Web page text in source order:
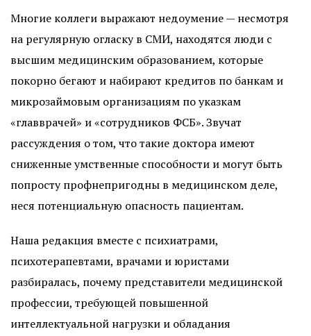
Многие коллеги выражают недоумение — несмотря
на регулярную огласку в СМИ, находятся люди с
высшим медицинским образованием, которые
покорно бегают и набирают кредитов по банкам и
микрозаймовым организациям по указкам
«главврачей» и «сотрудников ФСБ». Звучат
рассуждения о том, что такие доктора имеют
сниженные умственные способности и могут быть
попросту профнепригодны в медицинском деле,
неся потенциальную опасность пациентам.
Наша редакция вместе с психиатрами,
психотерапевтами, врачами и юристами
разбиралась, почему представители медицинской
профессии, требующей повышенной
интеллектуальной нагрузки и обладания